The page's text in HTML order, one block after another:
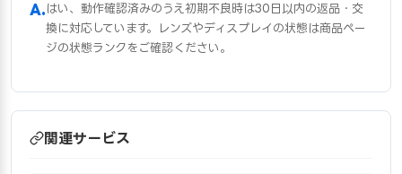
はい、動作確認済みのうえ初期不良時は30日以内の返品・交
換に対応しています。レンズやディスプレイの状態は商品ペー
ジの状態ランクをご確認ください。
関連サービス